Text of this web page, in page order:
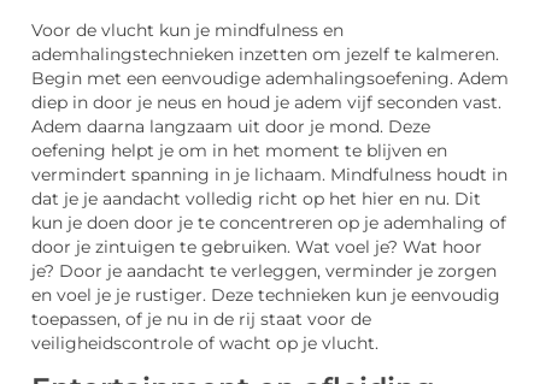
Voor de vlucht kun je mindfulness en
ademhalingstechnieken inzetten om jezelf te kalmeren.
Begin met een eenvoudige ademhalingsoefening. Adem
diep in door je neus en houd je adem vijf seconden vast.
Adem daarna langzaam uit door je mond. Deze
oefening helpt je om in het moment te blijven en
vermindert spanning in je lichaam. Mindfulness houdt in
dat je je aandacht volledig richt op het hier en nu. Dit
kun je doen door je te concentreren op je ademhaling of
door je zintuigen te gebruiken. Wat voel je? Wat hoor
je? Door je aandacht te verleggen, verminder je zorgen
en voel je je rustiger. Deze technieken kun je eenvoudig
toepassen, of je nu in de rij staat voor de
veiligheidscontrole of wacht op je vlucht.